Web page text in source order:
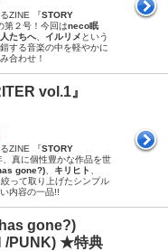
ZINE 『STORY
第２号！今回はneco眠
たちへ、 イルリメ という
する音楽の中を軽やかに
合わせ！
vol.1』
ZINE 『STORY
真に個性豊かな作品を世
gone?) キリヒト
って取り上げたシンプル
内容の一品!!
gone?)
/PUNK) ★特典